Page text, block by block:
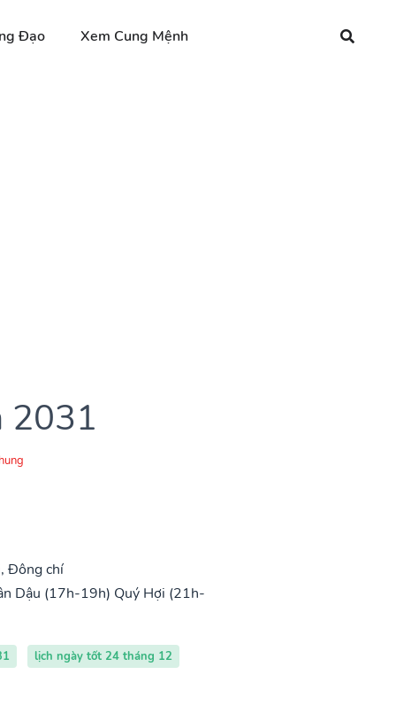
Đạo Xem Cung Mệnh
2031
Đông chí
Dậu (17h-19h) Quý Hợi (21h-
lịch ngày tốt 24 tháng 12